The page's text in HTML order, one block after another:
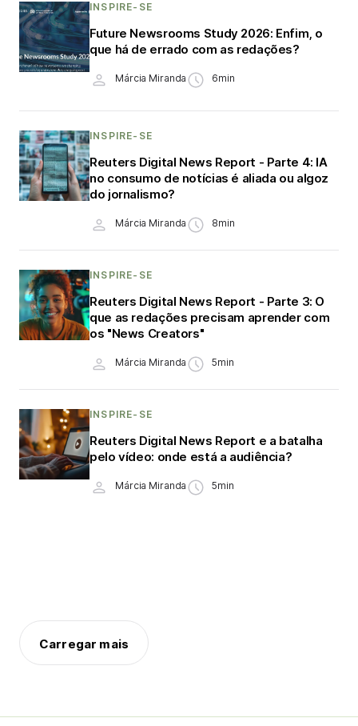
INSPIRE-SE
Future Newsrooms Study 2026: Enfim, o
que há de errado com as redações?
Márcia Miranda 6min
INSPIRE-SE
Reuters Digital News Report - Parte 4: IA
no consumo de notícias é aliada ou algoz
do jornalismo?
Márcia Miranda 8min
INSPIRE-SE
Reuters Digital News Report - Parte 3: O
que as redações precisam aprender com
os "News Creators"
Márcia Miranda 5min
INSPIRE-SE
Reuters Digital News Report e a batalha
pelo vídeo: onde está a audiência?
Márcia Miranda 5min
Carregar mais